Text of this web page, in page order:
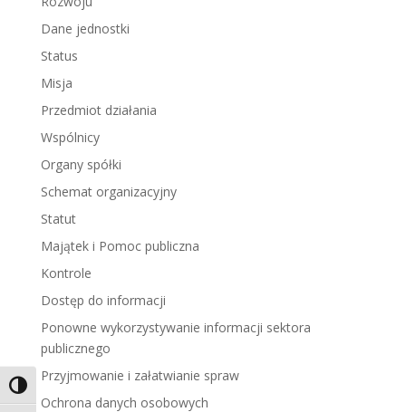
Toggle High Contrast
Dane jednostki
Status
Misja
Przedmiot działania
Wspólnicy
Organy spółki
Schemat organizacyjny
Statut
Majątek i Pomoc publiczna
Kontrole
Dostęp do informacji
Ponowne wykorzystywanie informacji sektora
publicznego
Przyjmowanie i załatwianie spraw
Ochrona danych osobowych